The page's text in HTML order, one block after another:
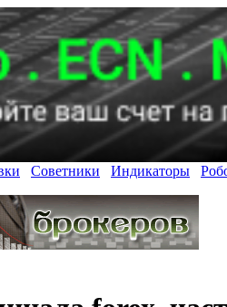
Советники Индикаторы